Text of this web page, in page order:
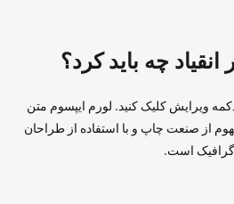
ویرایش کلیک کنید. لورم ایپسوم متن
از صنعت چاپ و با استفاده از طراحان
گرافیک است.